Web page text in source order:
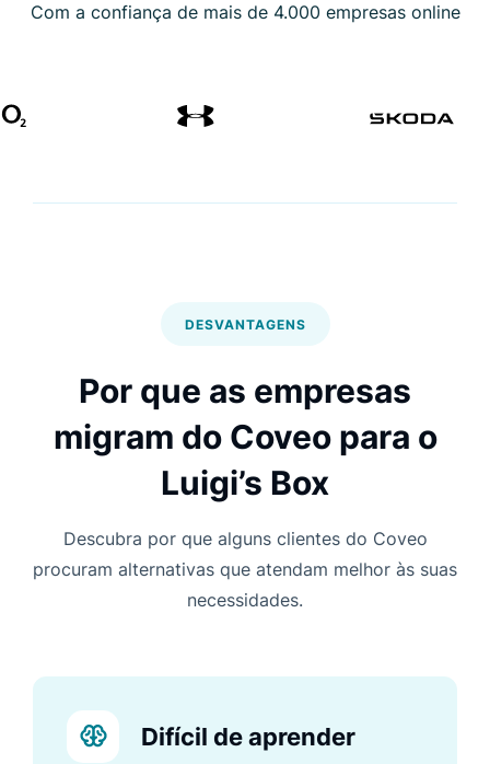
Com a confiança de mais de 4.000 empresas online
DESVANTAGENS
Por que as empresas
migram do Coveo para o
Luigi’s Box
Descubra por que alguns clientes do Coveo
procuram alternativas que atendam melhor às suas
necessidades.
Difícil de aprender